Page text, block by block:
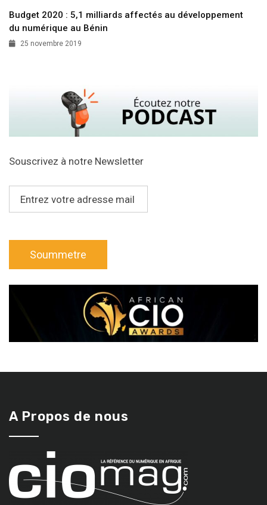
Budget 2020 : 5,1 milliards affectés au développement
du numérique au Bénin
25 novembre 2019
Souscrivez à notre Newsletter
A Propos de nous